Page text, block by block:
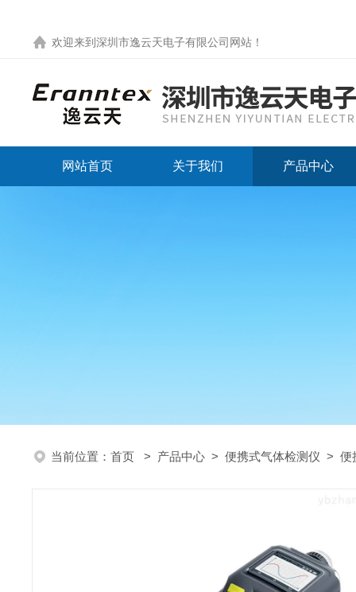
欢迎来到 深圳市逸云天电子有限公司网站 ！
网站首页 关于我们 产品中心
当前位置： 首页 > 产品中心 > 便携式气体检测仪 > 便